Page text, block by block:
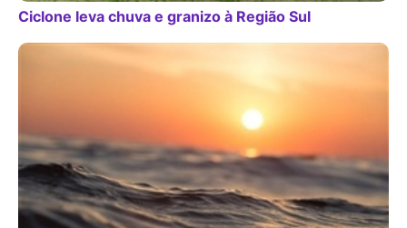
Ciclone leva chuva e granizo à Região Sul